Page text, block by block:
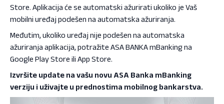
Store. Aplikacija će se automatski ažurirati ukoliko je Vaš
mobilni uređaj podešen na automatska ažuriranja.
Međutim, ukoliko uređaj nije podešen na automatska
ažuriranja aplikacija, potražite ASA BANKA mBanking na
Google Play Store ili App Store.
Izvršite update na vašu novu ASA Banka mBanking
verziju i uživajte u prednostima mobilnog bankarstva.